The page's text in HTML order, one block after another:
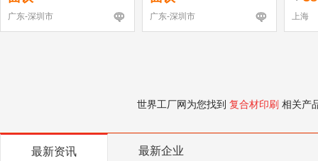
广东-深圳市 广东-深圳市 上海
世界工厂网为您找到 复合材印刷 相关产
最新资讯 最新企业